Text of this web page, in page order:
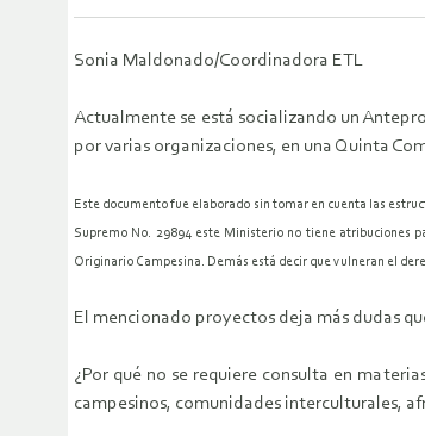
Sonia Maldonado/Coordinadora ETL
Actualmente se está socializando un
por varias organizaciones, en una Quinta
Este documento fue elaborado sin tomar en cuenta las
Supremo No. 29894 este Ministerio no tiene atribuciones
Originario Campesina. Demás está decir que vulneran el
El mencionado proyectos deja más dudas
¿Por qué no se requiere consulta en
campesinos, comunidades interculturales,